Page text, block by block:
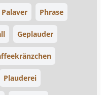
Palaver Phrase
Geplauder
Plauderei